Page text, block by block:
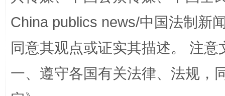
解纷+调解+退费，一次搞定
China publics news/中国法制新
同意其观点或证实其描述。 注
一、遵守各国有关法律、法规，